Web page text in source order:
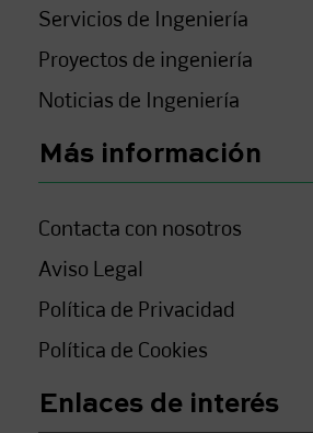
Servicios de Ingeniería
Proyectos de ingeniería
Noticias de Ingeniería
Más información
Contacta con nosotros
Aviso Legal
Política de Privacidad
Política de Cookies
Enlaces de interés